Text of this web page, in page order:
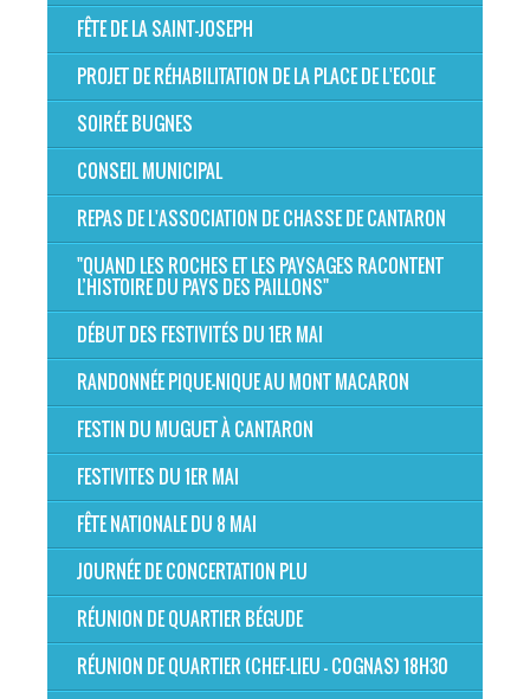
FÊTE DE LA SAINT-JOSEPH
PROJET DE RÉHABILITATION DE LA PLACE DE L'ECOLE
SOIRÉE BUGNES
CONSEIL MUNICIPAL
REPAS DE L'ASSOCIATION DE CHASSE DE CANTARON
"QUAND LES ROCHES ET LES PAYSAGES RACONTENT
L’HISTOIRE DU PAYS DES PAILLONS"
DÉBUT DES FESTIVITÉS DU 1ER MAI
RANDONNÉE PIQUE-NIQUE AU MONT MACARON
FESTIN DU MUGUET À CANTARON
FESTIVITES DU 1ER MAI
FÊTE NATIONALE DU 8 MAI
JOURNÉE DE CONCERTATION PLU
RÉUNION DE QUARTIER BÉGUDE
RÉUNION DE QUARTIER (CHEF-LIEU - COGNAS) 18H30